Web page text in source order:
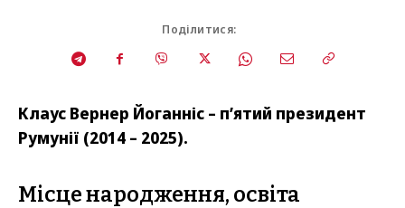
Поділитися:
Клаус Вернер Йоганніс – пʼятий президент
Румунії (2014 – 2025).
Місце народження, освіта